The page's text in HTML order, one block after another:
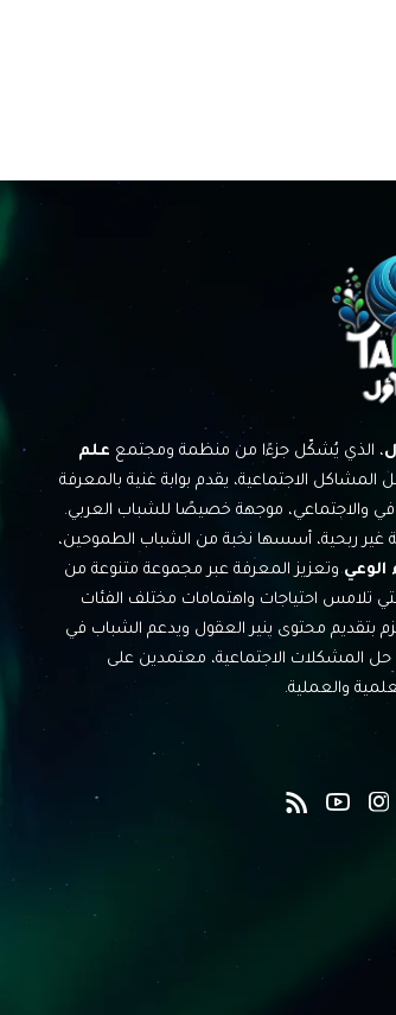
، الذي يُشكّل جزءًا من منظمة ومجتمع علم
المشاكل الاجتماعية، يقدم بوابة غنية بالمعرفة
والاجتماعي، موجهة خصيصًا للشباب العربي.
ربحية، أسسها نخبة من الشباب الطموحين،
الوعيوتعزيز المعرفة عبر مجموعة متنوعة من
تلامس احتياجات واهتمامات مختلف الفئات
بتقديم محتوى ينير العقول ويدعم الشباب في
حل المشكلات الاجتماعية، معتمدين على
والعملية.